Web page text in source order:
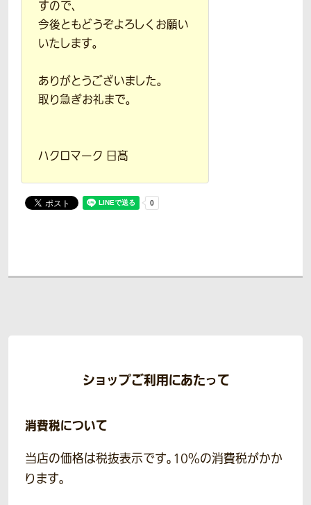
すので、
今後ともどうぞよろしくお願い
いたします。
ありがとうございました。
取り急ぎお礼まで。
ハクロマーク 日髙
ショップご利用にあたって
消費税について
当店の価格は税抜表示です。10％の消費税がかか
ります。